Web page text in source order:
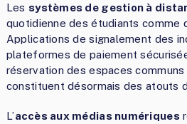
Les systèmes de gestion à
quotidienne des étudiants comme
Applications de signalement des
plateformes de paiement
réservation des espaces
constituent désormais des atouts
L’accès aux médias numériques